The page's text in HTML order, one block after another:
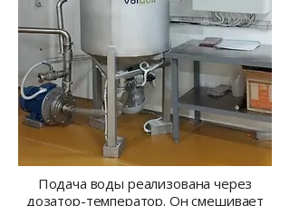
Подача воды реализована через
дозатор-температор. Он смешивает